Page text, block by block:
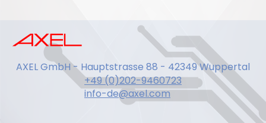
AXEL GmbH - Hauptstrasse 88 - 42349 Wuppertal
+49 (0)202-9460723
info-de@axel.com